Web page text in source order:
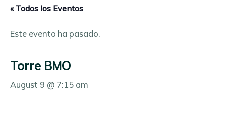
« Todos los Eventos
Este evento ha pasado.
Torre BMO
August 9 @ 7:15 am